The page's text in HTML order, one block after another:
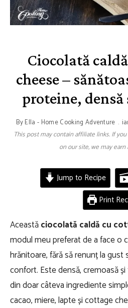
Ciocolată
cheese –
proteine, densă
ByElla - Home Cooking Adventure
This post may contain affiliate links. If
on our site, we may
Jump to Recipe
Print
Aceastăciocolată caldă cu
modul meu preferat de a face o
hrănitoare, fără să renunț la gust
confort. Este densă, cremoasă
din doar câteva ingrediente
cacao, miere, lapte și cottage